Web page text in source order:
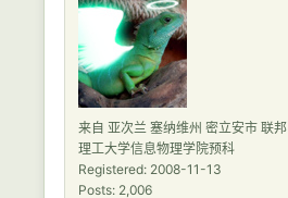
来自 亚次兰 塞纳维州 密立安市 联邦
理工大学信息物理学院预科
Registered: 2008-11-13
Posts: 2,006